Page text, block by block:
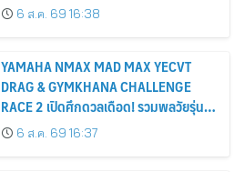
6 ส.ค. 69 16:38
YAMAHA NMAX MAD MAX YECVT
DRAG & GYMKHANA CHALLENGE
RACE 2 เปิดศึกดวลเดือด! รวมพลวัยรุ่น
ชามไฟฟ้า ล่าตำแหน่ง KING OF MAX
6 ส.ค. 69 16:37